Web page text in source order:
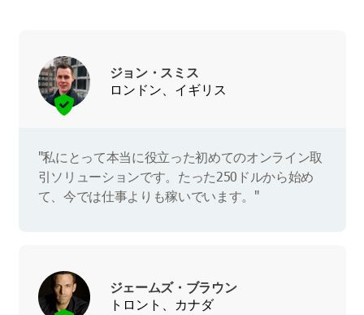
ジョン・スミス
ロンドン、イギリス
"私にとって本当に役立った初めてのオンライン取
引ソリューションです。たった250ドルから始め
て、今では仕事よりも稼いでいます。"
ジェームズ・ブラウン
トロント、カナダ